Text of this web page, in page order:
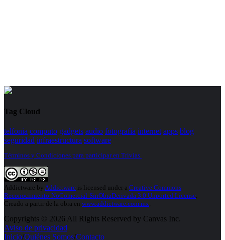
Tag Cloud
telfonia computo gadgets audio fotografia internet apps blog
seguridad infraestructura software
Términos y Condiciones para participar en Trivias.
Addictware by Addictware is licensed under a Creative Commons
Reconocimiento-NoComercial-SinObraDerivada 3.0 Unported License
Creado a partir de la obra en www.addictware.com.mx
Copyrights © 2026 All Rights Reserved by Canvas Inc.
Aviso de privacidad
Inicio/Quiénes Somos/Contacto